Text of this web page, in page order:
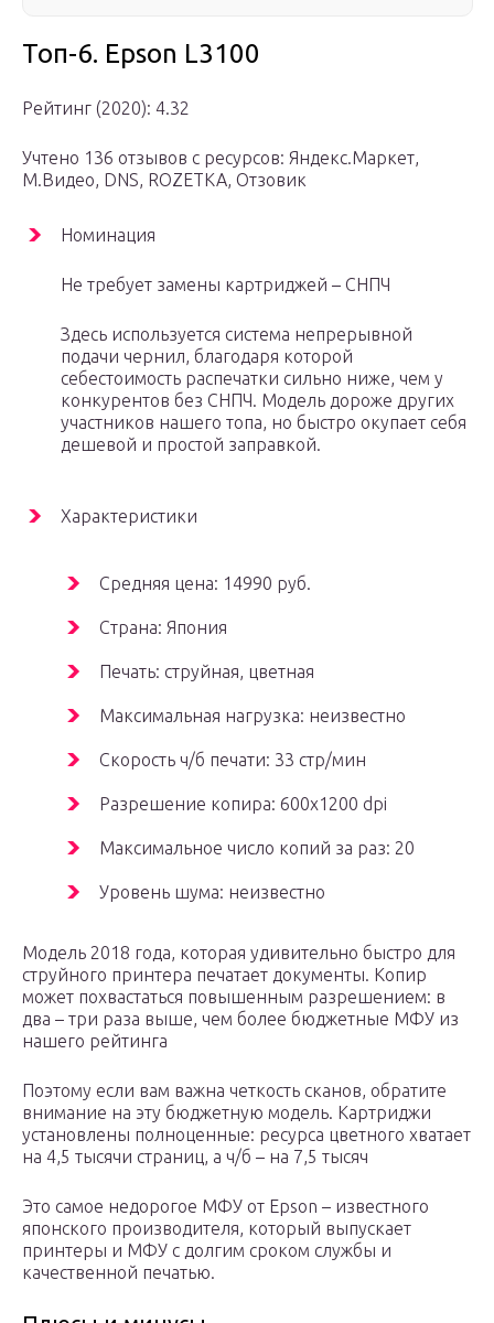
Топ-6. Epson L3100
Рейтинг (2020): 4.32
Учтено 136 отзывов с ресурсов: Яндекс.Маркет,
М.Видео, DNS, ROZETKA, Отзовик
Номинация
Не требует замены картриджей – СНПЧ
Здесь используется система непрерывной
подачи чернил, благодаря которой
себестоимость распечатки сильно ниже, чем у
конкурентов без СНПЧ. Модель дороже других
участников нашего топа, но быстро окупает себя
дешевой и простой заправкой.
Характеристики
Средняя цена: 14990 руб.
Страна: Япония
Печать: струйная, цветная
Максимальная нагрузка: неизвестно
Скорость ч/б печати: 33 стр/мин
Разрешение копира: 600х1200 dpi
Максимальное число копий за раз: 20
Уровень шума: неизвестно
Модель 2018 года, которая удивительно быстро для
струйного принтера печатает документы. Копир
может похвастаться повышенным разрешением: в
два – три раза выше, чем более бюджетные МФУ из
нашего рейтинга
Поэтому если вам важна четкость сканов, обратите
внимание на эту бюджетную модель. Картриджи
установлены полноценные: ресурса цветного хватает
на 4,5 тысячи страниц, а ч/б – на 7,5 тысяч
Это самое недорогое МФУ от Epson – известного
японского производителя, который выпускает
принтеры и МФУ с долгим сроком службы и
качественной печатью.